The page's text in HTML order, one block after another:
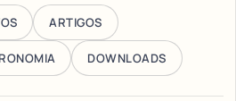
ARTIGOS
DOWNLOADS